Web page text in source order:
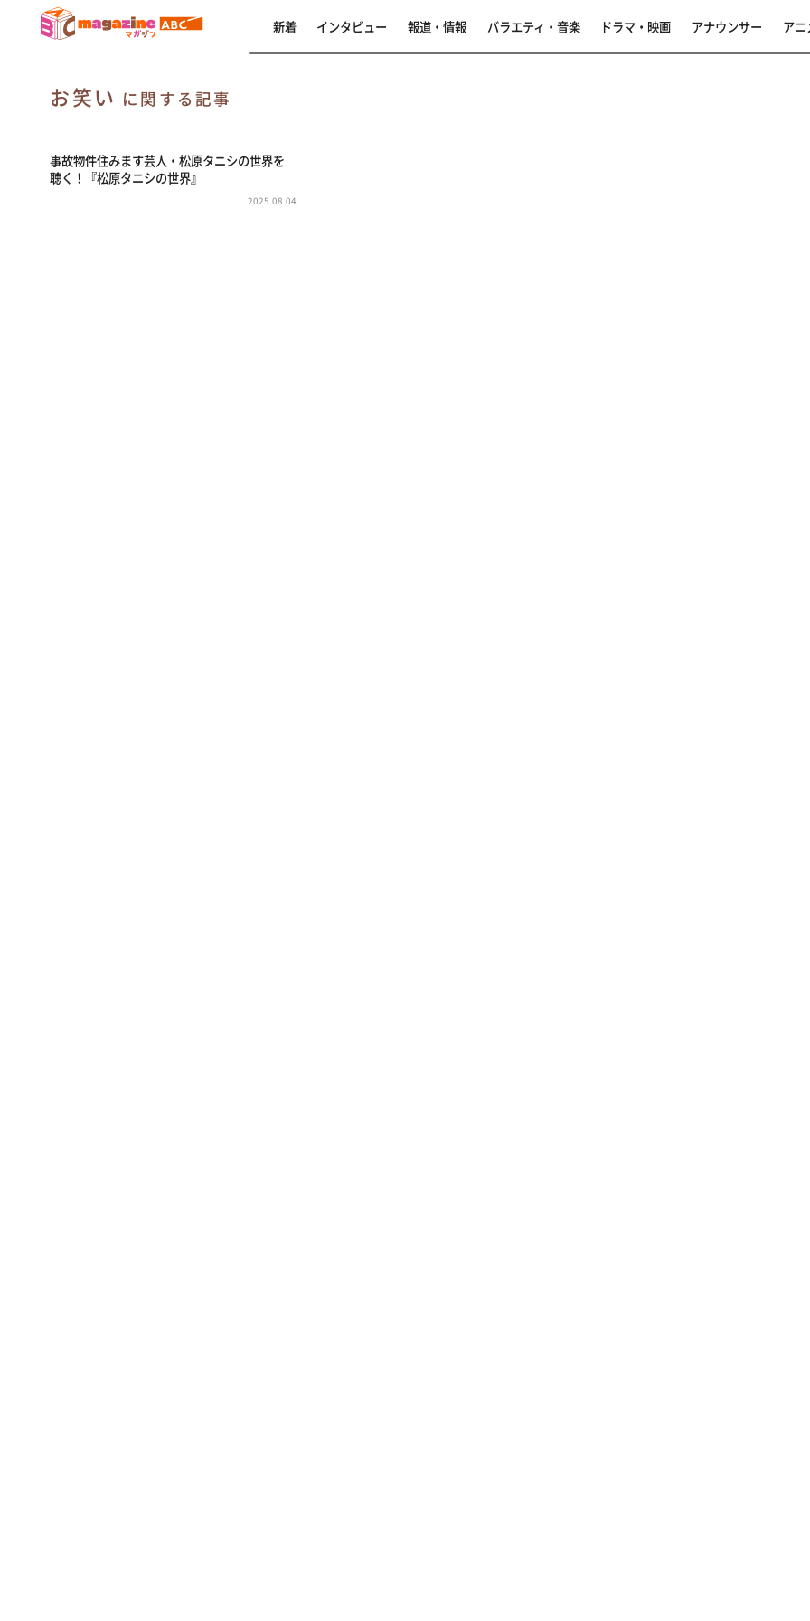
新着 インタビュー 報道・情報 バラエティ・音楽 ドラマ・映画 アナウンサー アニ
お笑い に関する記事
事故物件住みます芸人・松原タニシの世界を
聴く！『松原タニシの世界』
2025.08.04